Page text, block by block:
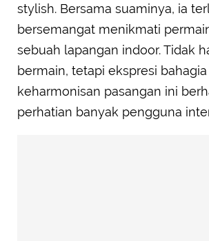
stylish. Bersama suaminya, ia
bersemangat menikmati
sebuah lapangan indoor. Tidak
bermain, tetapi ekspresi
keharmonisan pasangan ini
perhatian banyak pengguna